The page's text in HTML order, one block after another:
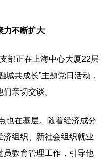
不断扩大
正在上海中心大厦22层
城共成长”主题党日活动，
亲切交谈。
在基层。随着经济成分
组织、新社会组织就业
员教育管理工作，引导他